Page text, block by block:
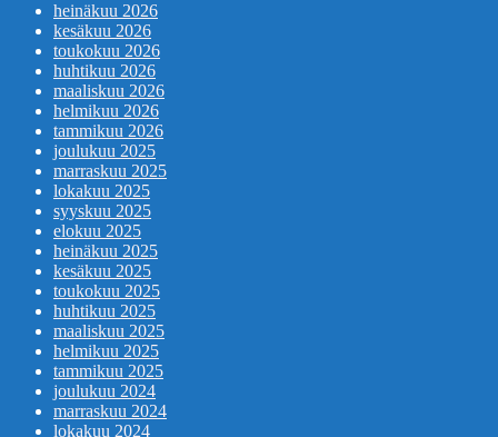
heinäkuu 2026
kesäkuu 2026
toukokuu 2026
huhtikuu 2026
maaliskuu 2026
helmikuu 2026
tammikuu 2026
joulukuu 2025
marraskuu 2025
lokakuu 2025
syyskuu 2025
elokuu 2025
heinäkuu 2025
kesäkuu 2025
toukokuu 2025
huhtikuu 2025
maaliskuu 2025
helmikuu 2025
tammikuu 2025
joulukuu 2024
marraskuu 2024
lokakuu 2024